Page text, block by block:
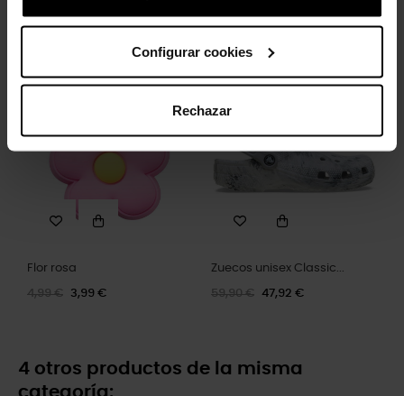
Configurar cookies
Rechazar
Flor rosa
4,99 € 3,99 €
Zuecos unisex Classic...
59,90 € 47,92 €
4 otros productos de la misma
categoría: